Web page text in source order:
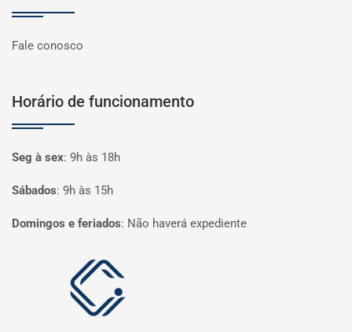
Fale conosco
Horário de funcionamento
Seg à sex: 9h às 18h
Sábados: 9h às 15h
Domingos e feriados: Não haverá expediente
Página inicial